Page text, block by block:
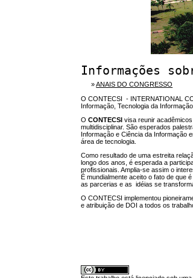
Informações
»ANAIS DO CONGRESSO
O CONTECSI - INTERNATIONAL
Informação, Tecnologia da
O CONTECSIvisa reunir
multidisciplinar. São esperados
Informação e Ciência da Informação
área de tecnologia.
Como resultado de uma estreita
longo dos anos, é esperada a
profissionais. Amplia-se assim o
É mundialmente aceito o fato de que
as parcerias e as idéias se
O CONTECSI implementou
e atribuição de DOI a todos os